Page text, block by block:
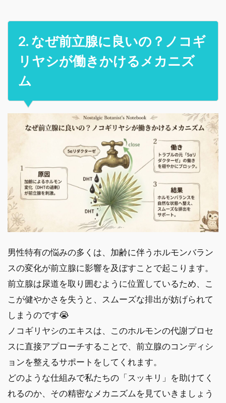
2. なぜ前立腺に良いの？ノコギ
リヤシが働きかけるメカニズ
ム
男性特有の悩みの多くは、加齢に伴うホルモンバラン
スの変化が前立腺に影響を及ぼすことで起こります。
前立腺は尿道を取り囲むように位置しているため、こ
こが健やかさを失うと、スムーズな排出が妨げられて
しまうのです😭
ノコギリヤシのエキスは、このホルモンの代謝プロセ
スに直接アプローチすることで、前立腺のコンディシ
ョンを整えるサポートをしてくれます。
どのような仕組みで私たちの「スッキリ」を助けてく
れるのか、その精密なメカニズムを見ていきましょう